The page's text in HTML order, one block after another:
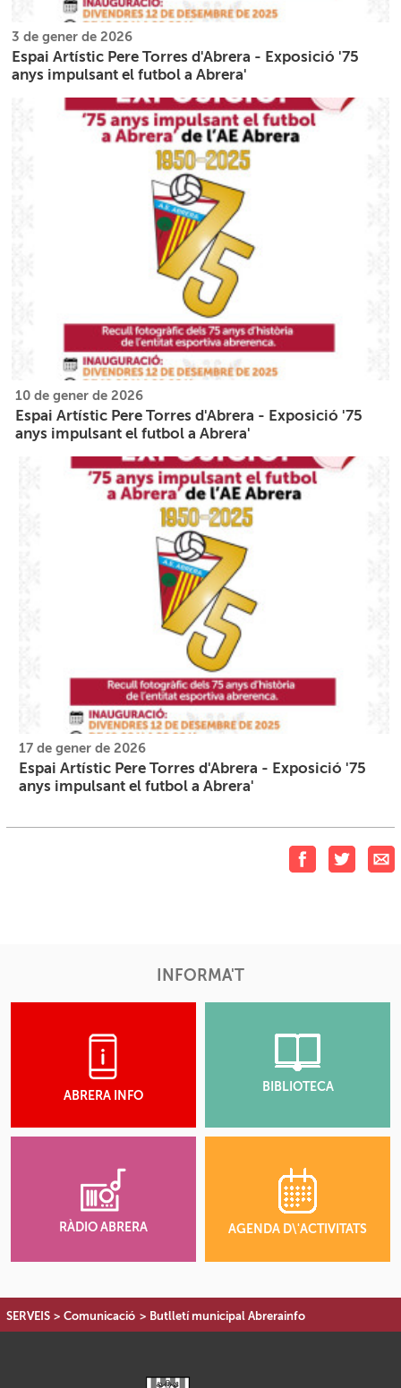
3 de gener de 2026
Espai Artístic Pere Torres d'Abrera - Exposició '75
anys impulsant el futbol a Abrera'
10 de gener de 2026
Espai Artístic Pere Torres d'Abrera - Exposició '75
anys impulsant el futbol a Abrera'
17 de gener de 2026
Espai Artístic Pere Torres d'Abrera - Exposició '75
anys impulsant el futbol a Abrera'
INFORMA'T
ABRERA INFO
BIBLIOTECA
RÀDIO ABRERA AGENDA D\'ACTIVITATS
SERVEIS > Comunicació > Butlletí municipal Abrerainfo